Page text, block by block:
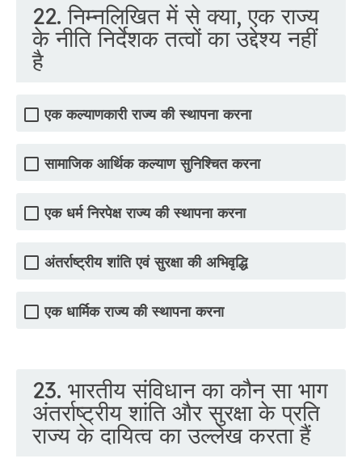
22. निम्नलिखित में से क्या, एक राज्य
के नीति निर्देशक तत्वों का उद्देश्य नहीं
है
एक कल्याणकारी राज्य की स्थापना करना
सामाजिक आर्थिक कल्याण सुनिश्चित करना
एक धर्म निरपेक्ष राज्य की स्थापना करना
अंतर्राष्ट्रीय शांति एवं सुरक्षा की अभिवृद्धि
एक धार्मिक राज्य की स्थापना करना
23. भारतीय संविधान का कौन सा भाग
अंतर्राष्ट्रीय शांति और सुरक्षा के प्रति
राज्य के दायित्व का उल्लेख करता हैं